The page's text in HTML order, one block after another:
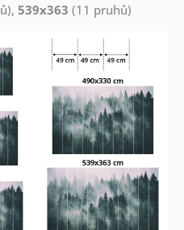
539x363 (11 pruhů)